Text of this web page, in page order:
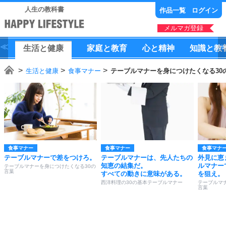
人生の教科書 作品一覧 ログイン
メルマガ登録
生活と健康 家庭と教育 心と精神 知識と教
生活と健康 食事マナー テーブルマナーを身につけたくなる30
食事マナー
テーブルマナーで差をつけろ。
テーブルマナーを身につけたくなる30の
言葉
食事マナー
テーブルマナーは、先人たちの
知恵の結集だ。
すべての動きに意味がある。
西洋料理の30の基本テーブルマナー
食事マナ
外見に恵
ルマナー
を狙え。
テーブルマ
言葉